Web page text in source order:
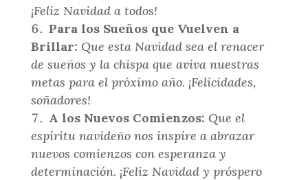
¡Feliz Navidad a todos!
Para los Sueños que Vuelven a
Brillar: Que esta Navidad sea el renacer
de sueños y la chispa que aviva nuestras
metas para el próximo año. ¡Felicidades,
soñadores!
A los Nuevos Comienzos: Que el
espíritu navideño nos inspire a abrazar
nuevos comienzos con esperanza y
determinación. ¡Feliz Navidad y próspero